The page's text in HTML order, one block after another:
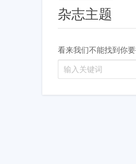
杂志主题
看来我们不能找到你